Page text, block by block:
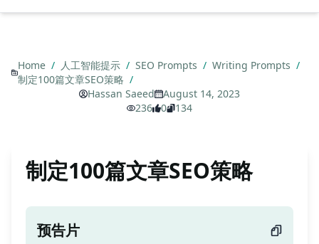
Home / 人工智能提示 / SEO Prompts / Writing Prompts /
制定100篇文章SEO策略 /
Hassan Saeed
August 14, 2023
236
0 134
制定100篇文章SEO策略
预告片